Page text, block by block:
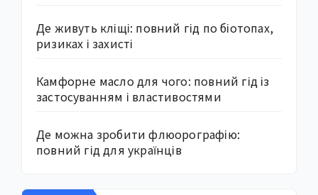
Де живуть кліщі: повний гід по біотопах,
ризиках і захисті
Камфорне масло для чого: повний гід із
застосуванням і властивостями
Де можна зробити флюорографію:
повний гід для українців